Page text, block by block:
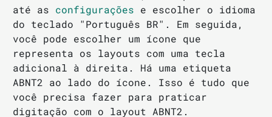
até as configurações e escolher o idioma
do teclado "Português BR". Em seguida,
você pode escolher um ícone que
representa os layouts com uma tecla
adicional à direita. Há uma etiqueta
ABNT2 ao lado do ícone. Isso é tudo que
você precisa fazer para praticar
digitação com o layout ABNT2.